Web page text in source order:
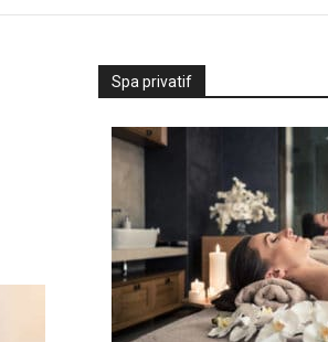
Spa privatif